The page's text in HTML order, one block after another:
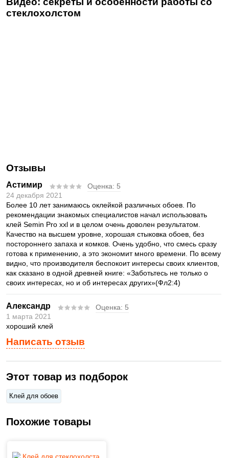
стеклохолстом
Написать отзыв
Отзывы
Астимир Оценка: 5
24 декабря 2021
Более 10 лет занимаюсь оклейкой различных обоев. По
рекомендации знакомых специалистов начал использовать
клей Semin Pro xxl и в целом очень доволен результатом.
Качество на высшем уровне, хорошая стыковка обоев, без
постороннего запаха и комков. Очень удобно, что смесь сразу
готова к применению, а это экономит много времени. По всему
видно, что производителя беспокоит интересы своих клиентов,
как сказано в одной древней книге: «Заботьтесь не только о
своих интересах, но и об интересах других»(Фл2:4)
Александр Оценка: 5
1 марта 2021
хороший клей
Этот товар из подборок
Клей для обоев
Похожие товары